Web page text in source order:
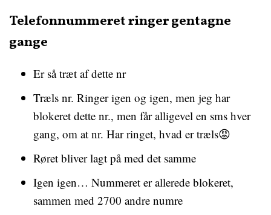
Telefonnummeret ringer gentagne
gange
Er så træt af dette nr
Træls nr. Ringer igen og igen, men jeg har
blokeret dette nr., men får alligevel en sms hver
gang, om at nr. Har ringet, hvad er træls😡
Røret bliver lagt på med det samme
Igen igen… Nummeret er allerede blokeret,
sammen med 2700 andre numre